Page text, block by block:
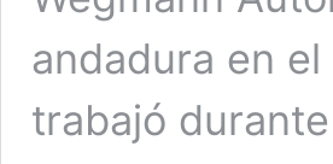
andadura en
trabajó